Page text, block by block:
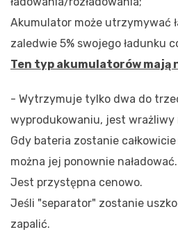
Akumulator może utrzymywać
zaledwie 5% swojego ładunku
Ten typ akumulatorów mają
- Wytrzymuje tylko dwa do
wyprodukowaniu, jest wrażliwy
Gdy bateria zostanie
można jej ponownie naładować.
Jest przystępna cenowo.
Jeśli "separator" zostanie
zapalić.